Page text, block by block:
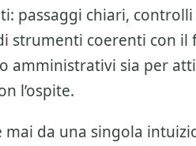
passaggi chiari,
strumenti coerenti con il
amministrativi sia per
l’ospite.
da una singola